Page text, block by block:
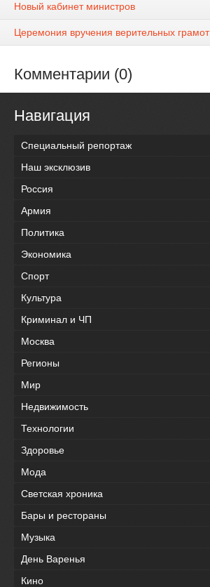
Новый кабинет министров
Церемония вручения верительных грамот
Комментарии (0)
Навигация
Специальный репортаж
Наш эксклюзив
Россия
Армия
Политика
Экономика
Спорт
Культура
Криминал и ЧП
Москва
Регионы
Мир
Недвижимость
Технологии
Здоровье
Мода
Светская хроника
Бары и рестораны
Музыка
День Варенья
Кино